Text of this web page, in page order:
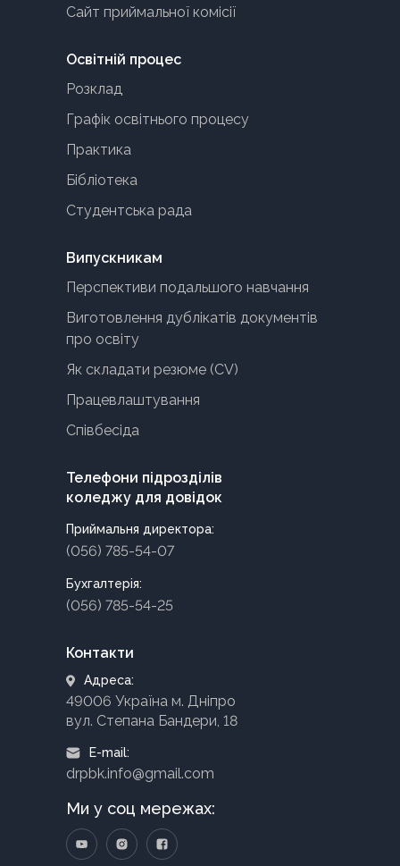
Сайт приймальної комісії
Освітній процес
Розклад
Графік освітнього процесу
Практика
Бібліотека
Студентська рада
Випускникам
Перспективи подальшого навчання
Виготовлення дублікатів документів
про освіту
Як складати резюме (CV)
Працевлаштування
Співбесіда
Телефони підрозділів
коледжу для довідок
Приймальня директора:
(056) 785-54-07
Бухгалтерія:
(056) 785-54-25
Контакти
Адреса:
49006 Україна м. Дніпро
вул. Степана Бандери, 18
E-mail:
drpbk.info@gmail.com
Ми у соц мережах: